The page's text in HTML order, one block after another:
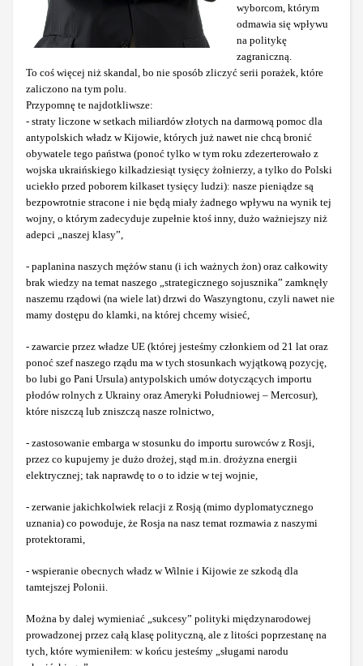
wyborcom, którym
odmawia się wpływu
na politykę
zagraniczną.
To coś więcej niż skandal, bo nie sposób zliczyć serii porażek, które
zaliczono na tym polu.
Przypomnę te najdotkliwsze:
- straty liczone w setkach miliardów złotych na darmową pomoc dla
antypolskich władz w Kijowie, których już nawet nie chcą bronić
obywatele tego państwa (ponoć tylko w tym roku zdezerterowało z
wojska ukraińskiego kilkadziesiąt tysięcy żołnierzy, a tylko do Polski
uciekło przed poborem kilkaset tysięcy ludzi): nasze pieniądze są
bezpowrotnie stracone i nie będą miały żadnego wpływu na wynik tej
wojny, o którym zadecyduje zupełnie ktoś inny, dużo ważniejszy niż
adepci „naszej klasy”,
- paplanina naszych mężów stanu (i ich ważnych żon) oraz całkowity
brak wiedzy na temat naszego „strategicznego sojusznika” zamknęły
naszemu rządowi (na wiele lat) drzwi do Waszyngtonu, czyli nawet nie
mamy dostępu do klamki, na której chcemy wisieć,
- zawarcie przez władze UE (której jesteśmy członkiem od 21 lat oraz
ponoć szef naszego rządu ma w tych stosunkach wyjątkową pozycję,
bo lubi go Pani Ursula) antypolskich umów dotyczących importu
płodów rolnych z Ukrainy oraz Ameryki Południowej – Mercosur),
które niszczą lub zniszczą nasze rolnictwo,
- zastosowanie embarga w stosunku do importu surowców z Rosji,
przez co kupujemy je dużo drożej, stąd m.in. drożyzna energii
elektrycznej; tak naprawdę to o to idzie w tej wojnie,
- zerwanie jakichkolwiek relacji z Rosją (mimo dyplomatycznego
uznania) co powoduje, że Rosja na nasz temat rozmawia z naszymi
protektorami,
- wspieranie obecnych władz w Wilnie i Kijowie ze szkodą dla
tamtejszej Polonii.
Można by dalej wymieniać „sukcesy” polityki międzynarodowej
prowadzonej przez całą klasę polityczną, ale z litości poprzestanę na
tych, które wymieniłem: w końcu jesteśmy „sługami narodu